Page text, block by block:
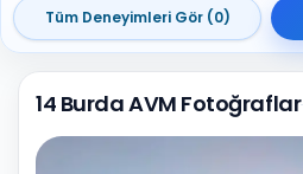
Tüm Deneyimleri Gör (0)
14 Burda AVM Fotoğraflar